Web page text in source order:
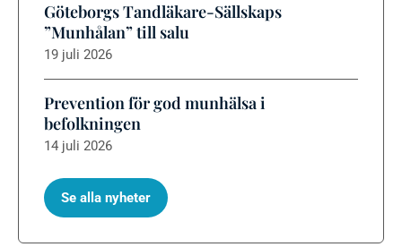
Göteborgs Tandläkare-Sällskaps
”Munhålan” till salu
19 juli 2026
Prevention för god munhälsa i
befolkningen
14 juli 2026
Se alla nyheter